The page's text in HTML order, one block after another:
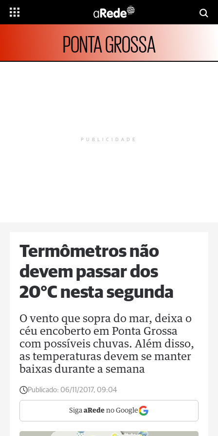
PONTA GROSSA
PUBLICIDADE
Termômetros não
devem passar dos
20°C nesta segunda
O vento que sopra do mar, deixa o
céu encoberto em Ponta Grossa
com possíveis chuvas. Além disso,
as temperaturas devem se manter
baixas durante a semana
Publicado: 06/11/2017, 09:04
Siga aRede no Google